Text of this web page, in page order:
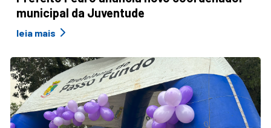
municipal da Juventude
leia mais